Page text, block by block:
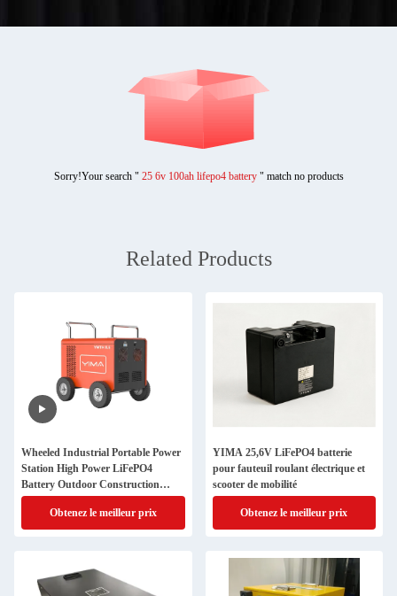
Sorry!Your search " 25 6v 100ah lifepo4 battery" match no products
Related Products
Wheeled Industrial Portable Power
Station High Power LiFePO4
Battery Outdoor Construction
Energy Generator OEM Wholesale
Obtenez le meilleur prix
YIMA 25,6V LiFePO4 batterie
pour fauteuil roulant électrique et
scooter de mobilité
Obtenez le meilleur prix